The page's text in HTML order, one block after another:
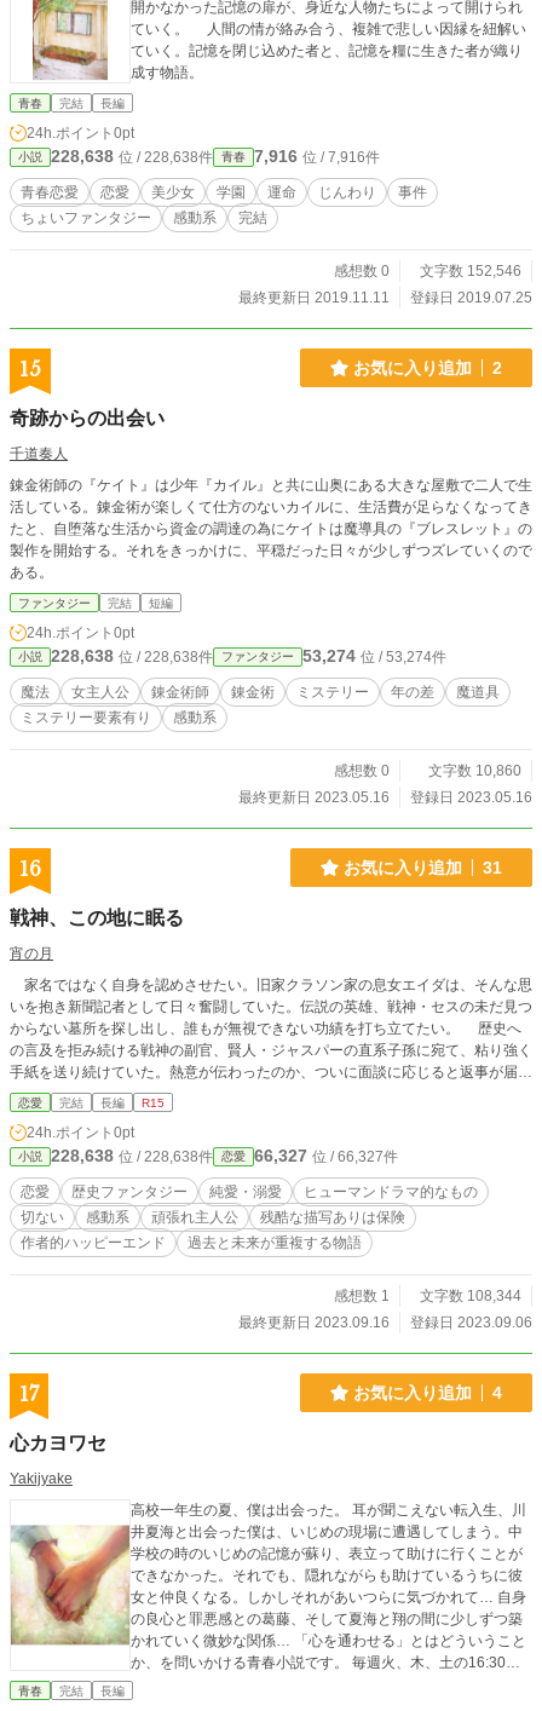
開かなかった記憶の扉が、身近な人物たちによって開けられ
ていく。 人間の情が絡み合う、複雑で悲しい因縁を紐解い
ていく。記憶を閉じ込めた者と、記憶を糧に生きた者が織り
成す物語。
青春 完結 長編
24h.ポイント 0pt
小説 228,638 位 / 228,638件 青春 7,916 位 / 7,916件
青春恋愛 恋愛 美少女 学園 運命 じんわり
事件
ちょいファンタジー
感動系 完結
感想数 0
文字数 152,546
最終更新日 2019.11.11
登録日 2019.07.25
15 お気に入り追加 2
奇跡からの出会い
千道奏人
錬金術師の『ケイト』は少年『カイル』と共に山奥にある大きな屋敷で二人で生
活している。錬金術が楽しくて仕方のないカイルに、生活費が足らなくなってき
たと、自堕落な生活から資金の調達の為にケイトは魔導具の『ブレスレット』の
製作を開始する。それをきっかけに、平穏だった日々が少しずつズレていくので
ある。
ファンタジー 完結 短編
24h.ポイント 0pt
小説 228,638 位 / 228,638件 ファンタジー 53,274 位 / 53,274件
魔法 女主人公 錬金術師 錬金術 ミステリー 年の差
魔道具
ミステリー要素有り
感動系
感想数 0
文字数 10,860
最終更新日 2023.05.16
登録日 2023.05.16
16 お気に入り追加 31
戦神、この地に眠る
宵の月
家名ではなく自身を認めさせたい。旧家クラソン家の息女エイダは、そんな思
いを抱き新聞記者として日々奮闘していた。伝説の英雄、戦神・セスの未だ見つ
からない墓所を探し出し、誰もが無視できない功績を打ち立てたい。 歴史へ
の言及を拒み続ける戦神の副官、賢人・ジャスパーの直系子孫に宛て、粘り強く
手紙を送り続けていた。熱意が伝わったのか、ついに面談に応じると返事が届
く。 エイダは乗り物酔いに必死に耐えながら、一路、伝説が生まれた舞台の
北部「ヘイヴン」へと向かった。 当主に出された奇妙な条件に従い、ヘイヴ
ンに留まるうちに巻き込まれた、ヘイヴン家の孫・レナルドとの婚約騒動。レナ
ルドと共に厳重に隠されていた歴史を紐解く時間が、エイダの心にレナルドとの
確かな絆と変化をもたらしていく。 辿り着いた歴史の真実に、エイダは本当
に求める自分の道を見つけた。 1900年代の架空の世界を舞台に、美しく残酷
な歴史を辿る愛の物語。
恋愛 完結 長編 R15
24h.ポイント 0pt
小説 228,638 位 / 228,638件 恋愛 66,327 位 / 66,327件
恋愛 歴史ファンタジー 純愛・溺愛
ヒューマンドラマ的なもの
切ない
感動系 頑張れ主人公
残酷な描写ありは保険
作者的ハッピーエンド
過去と未来が重複する物語
感想数 1
文字数 108,344
最終更新日 2023.09.16
登録日 2023.09.06
17 お気に入り追加 4
心カヨワセ
Yakijyake
高校一年生の夏、僕は出会った。 耳が聞こえない転入生、川
井夏海と出会った僕は、いじめの現場に遭遇してしまう。中
学校の時のいじめの記憶が蘇り、表立って助けに行くことが
できなかった。それでも、隠れながらも助けているうちに彼
女と仲良くなる。しかしそれがあいつらに気づかれて… 自身
の良心と罪悪感との葛藤、そして夏海と翔の間に少しずつ築
かれていく微妙な関係… 「心を通わせる」とはどういうこと
か、を問いかける青春小説です。 毎週火、木、土の16:30に
更新。
青春 完結 長編